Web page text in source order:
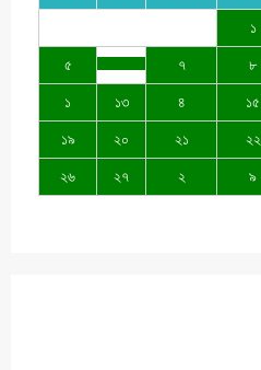
১
৫ ৭ ৮
১ ১৩ ৪ ১৫
১৯ ২০ ২১ ২২
২৬ ২৭ ২ ৯